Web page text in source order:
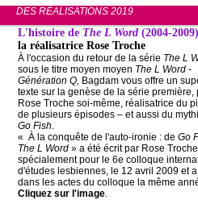
DES RÉALISATIONS 2019
L'histoire de The L Word(2004-
la réalisatrice Rose Troche
À l'occasion du retour de la série The L
sous le titre moyen moyen The L Word -
Génération Q, Bagdam vous offre un
texte sur la genèse de la série première,
Rose Troche soi-même, réalisatrice du
de plusieurs épisodes – et aussi du
Go Fish.
« À la conquête de l'auto-ironie : deGo
The L Word » a été écrit par Rose Troche
spécialement pour le 6e colloque
d'études lesbiennes, le 12 avril 2009 et
dans les actes du colloque la même
Cliquez sur l'image